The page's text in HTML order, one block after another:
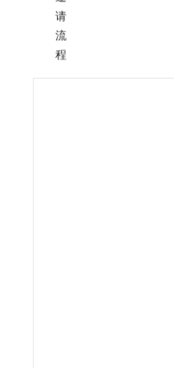
请
流
程